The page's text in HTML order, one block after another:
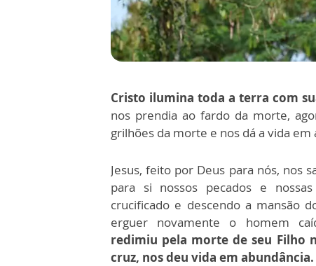
Cristo ilumina toda a terra com
nos prendia ao fardo da morte,
grilhões da morte e nos dá a vida em
Jesus, feito por Deus para nós, nos
para si nossos pecados e
crucificado e descendo a mansão
erguer novamente o homem
redimiu pela morte de seu Filho
cruz, nos deu vida em abundância.